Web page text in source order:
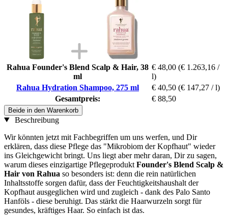
Rahua Founder's Blend Scalp & Hair, 38
ml
€ 48,00 (€ 1.263,16 /
l)
Rahua Hydration Shampoo, 275 ml
€ 40,50 (€ 147,27 / l)
Gesamtpreis:
€ 88,50
Beide in den Warenkorb
Beschreibung
Wir könnten jetzt mit Fachbegriffen um uns werfen, und Dir
erklären, dass diese Pflege das "Mikrobiom der Kopfhaut" wieder
ins Gleichgewicht bringt. Uns liegt aber mehr daran, Dir zu sagen,
warum dieses einzigartige Pflegeprodukt Founder's Blend Scalp &
Hair von Rahua so besonders ist: denn die rein natürlichen
Inhaltsstoffe sorgen dafür, dass der Feuchtigkeitshaushalt der
Kopfhaut ausgeglichen wird und zugleich - dank des Palo Santo
Hanföls - diese beruhigt. Das stärkt die Haarwurzeln sorgt für
gesundes, kräftiges Haar. So einfach ist das.